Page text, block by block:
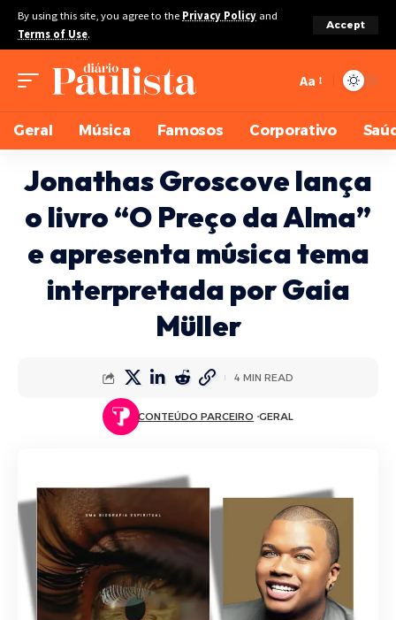
By using this site, you agree to the Privacy Policy and
Terms of Use.
Accept
Aa
Geral Música Famosos Corporativo
Jonathas Groscove lança
o livro “O Preço da Alma”
e apresenta música tema
interpretada por Gaia
Müller
CONTEÚDO PARCEIRO GERAL
4 MIN READ